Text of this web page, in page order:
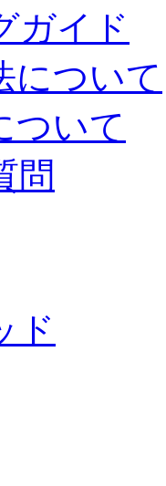
ガイド
について
ついて
問
ド